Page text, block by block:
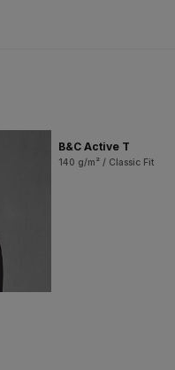
B&C Active T
140 g/m² / Classic Fit